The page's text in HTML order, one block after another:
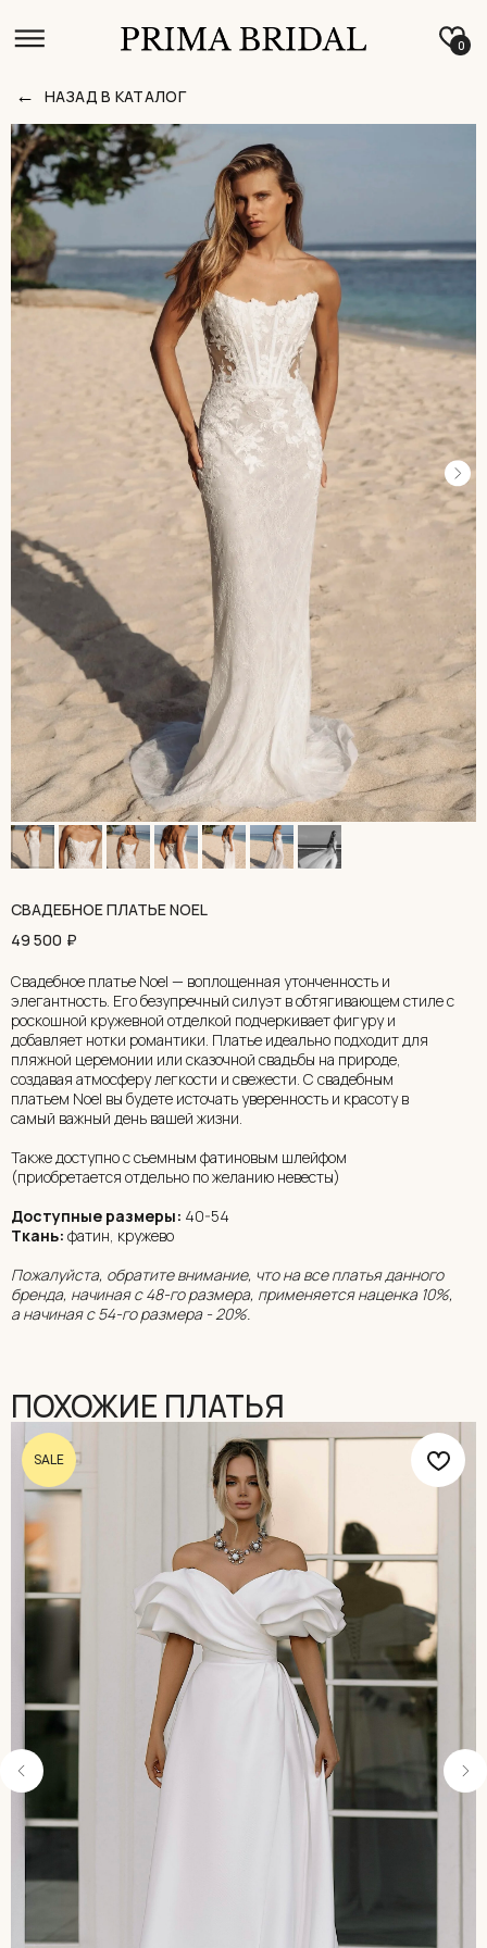
0
СВАДЕБНОЕ ПЛАТЬЕ NOEL
49 500 ₽
Свадебное платье Noel — воплощенная утонченность и
элегантность. Его безупречный силуэт в обтягивающем стиле с
роскошной кружевной отделкой подчеркивает фигуру и
добавляет нотки романтики. Платье идеально подходит для
пляжной церемонии или сказочной свадьбы на природе,
создавая атмосферу легкости и свежести. С свадебным
платьем Noel вы будете источать уверенность и красоту в
самый важный день вашей жизни.
Также доступно с съемным фатиновым шлейфом
(приобретается отдельно по желанию невесты)
Доступные размеры: 40-54
Ткань: фатин, кружево
Пожалуйста, обратите внимание, что на все платья данного
бренда, начиная с 48-го размера, применяется наценка 10%,
а начиная с 54-го размера - 20%.
ПОХОЖИЕ ПЛАТЬЯ
SALE
ОНЛАЙН-ЗАПИСЬ